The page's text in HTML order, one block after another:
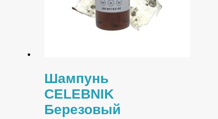
Шампунь
CELEBNIK
Березовый